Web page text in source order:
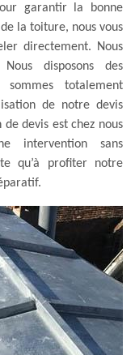
garantir la bonne
la toiture, nous vous
directement. Nous
disposons des
totalement
de notre devis
devis est chez nous
intervention sans
qu’à profiter notre